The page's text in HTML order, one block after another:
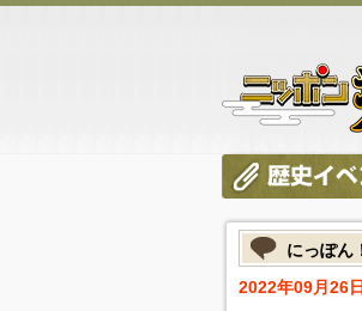
にっぽん
2022年09月26